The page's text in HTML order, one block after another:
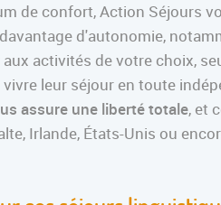
de confort, Action Séjours
d'autonomie,
activités de votre choix,
leur séjour en toute
assure une liberté totale, et
Irlande, États-Unis ou